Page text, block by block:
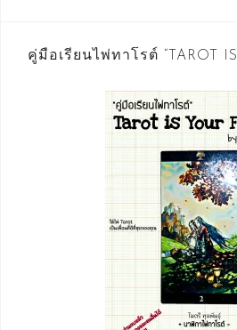
คู่มือเรียนไพ่ทาโรต์ “TAROT